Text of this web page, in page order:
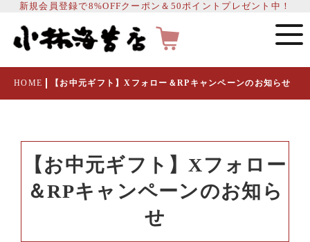
新規会員登録で8%OFFクーポン＆50ポイントプレゼント中！
HOME 【お中元ギフト】Xフォロー＆RPキャンペーンのお知らせ
【お中元ギフト】Xフォロー
＆RPキャンペーンのお知ら
せ